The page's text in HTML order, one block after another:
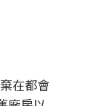
在都會